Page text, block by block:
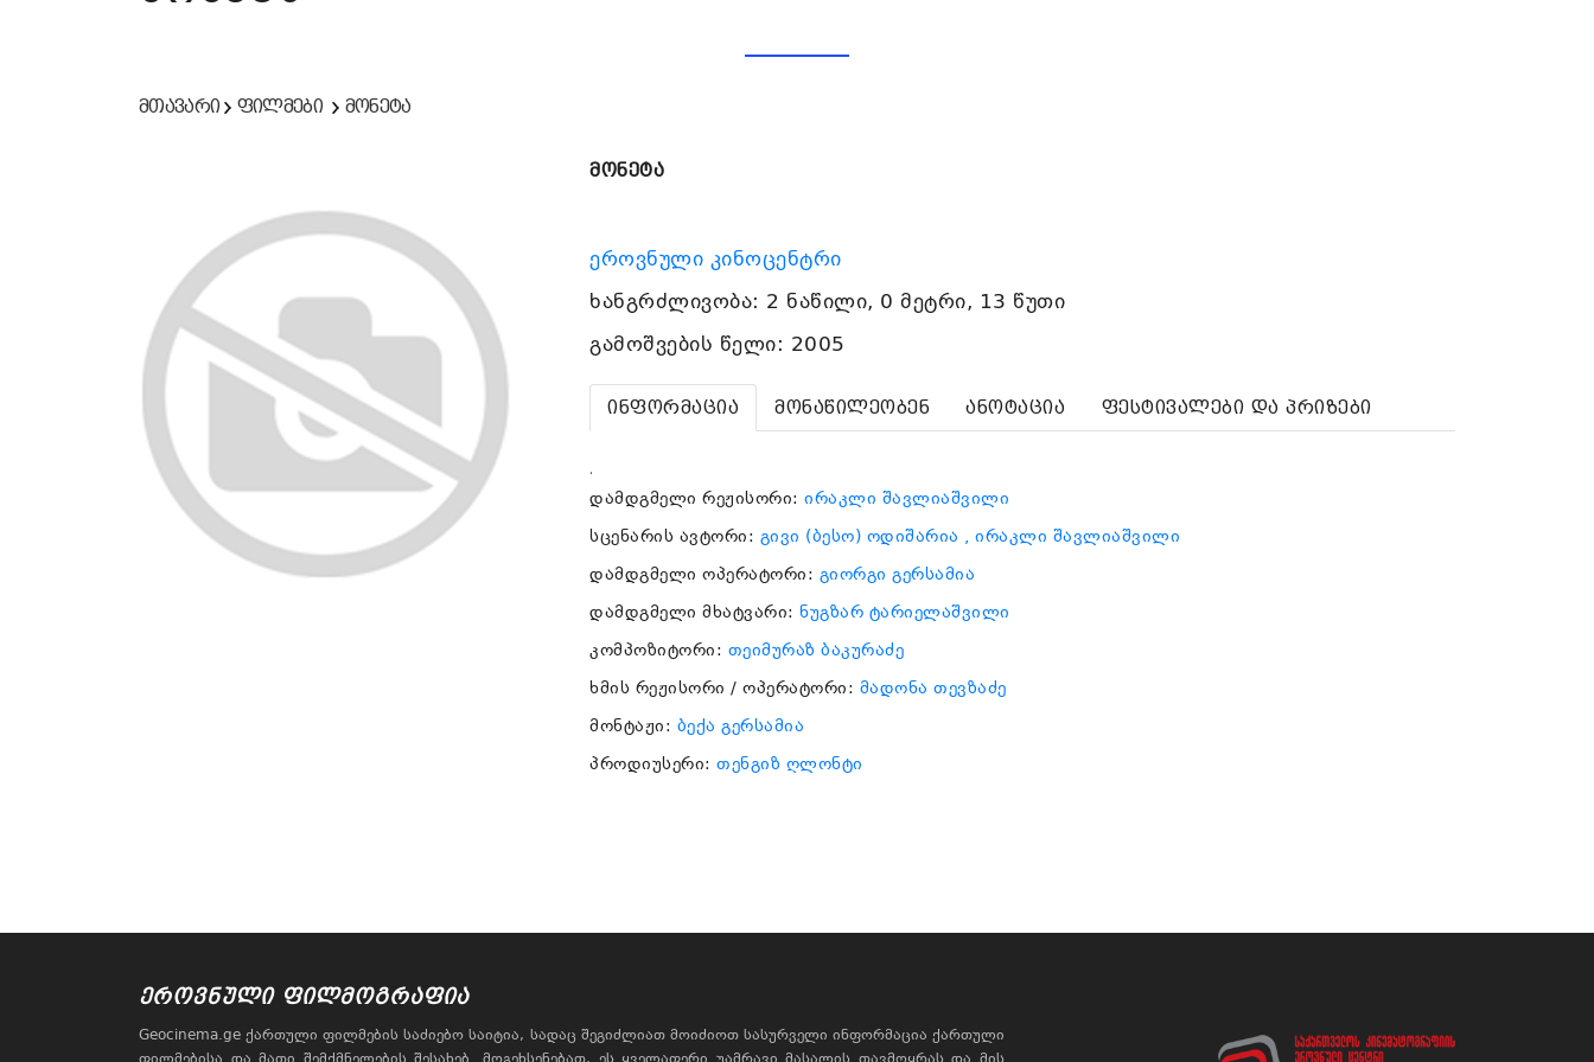
მთავარი ფილმები მონეტა
მონეტა
ეროვნული კინოცენტრი
ხანგრძლივობა: 2 ნაწილი, 0 მეტრი, 13 წუთი
გამოშვების წელი: 2005
ინფორმაცია მონაწილეობენ ანოტაცია ფესტივალები და პრიზები
.
დამდგმელი რეჟისორი: ირაკლი შავლიაშვილი
სცენარის ავტორი: გივი (ბესო) ოდიშარია
, ირაკლი შავლიაშვილი
დამდგმელი ოპერატორი: გიორგი გერსამია
დამდგმელი მხატვარი: ნუგზარ ტარიელაშვილი
კომპოზიტორი: თეიმურაზ ბაკურაძე
ხმის რეჟისორი / ოპერატორი: მადონა თევზაძე
მონტაჟი: ბექა გერსამია
პროდიუსერი: თენგიზ ღლონტი
ᲔᲠᲝᲕᲜᲣᲚᲘ ᲤᲘᲚᲛᲝᲒᲠᲐᲤᲘᲐ
Geocinema.ge ქართული ფილმების საძიებო საიტია, სადაც შეგიძლიათ მოიძიოთ სასურველი ინფორმაცია ქართული
ფილმებისა და მათი შემქმნელების შესახებ. მოგეხსენებათ, ეს ყველაფერი უამრავი მასალის თავმოყრას და მის